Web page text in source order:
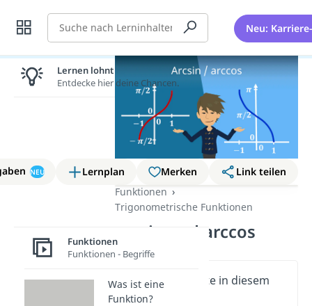
Suche Neu:
NEU Lernplan Merken
Link teilen
Funktionen
Trigonometrische Funktionen
arcsin und arccos
Wichtige Inhalte in diesem
Video
Lernen lohnt sich!
Entdecke hier deine Chancen.
Funktionen
Funktionen - Begriffe
Was ist eine
Funktion?